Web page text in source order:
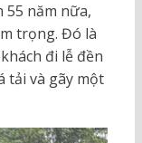
55 năm nữa,
trọng. Đó là
đi lễ đền
tải và gãy một